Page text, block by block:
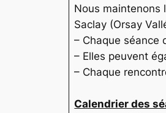
Nous
Saclay (Orsay
– Chaque séance
– Elles peuvent
– Chaque
Calendrier des